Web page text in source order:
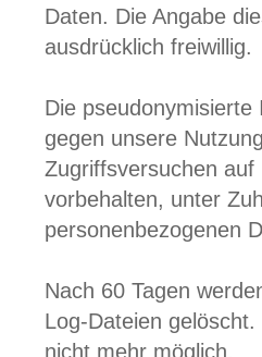
Daten. Die Angabe
ausdrücklich freiwillig.
Die
gegen unsere
Zugriffsversuchen
vorbehalten, unter
personenbezogenen
Nach 60 Tagen
Log-Dateien
nicht mehr möglich.